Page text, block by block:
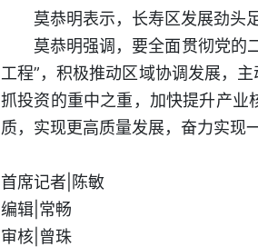
莫恭明表示，长寿区发展劲头
莫恭明强调，要全面贯彻党的
工程”，积极推动区域协调发展，
抓投资的重中之重，加快提升产业
质，实现更高质量发展，奋力实现
首席记者|陈敏
编辑|常畅
审核|曾珠